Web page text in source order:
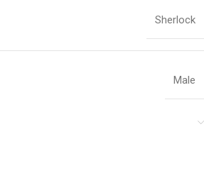
Sherlock
Male